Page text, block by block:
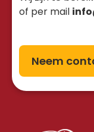
of per mail
Neem